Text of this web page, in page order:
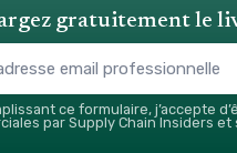
gratuitement le
ce formulaire, j’accepte
par Supply Chain Insiders et